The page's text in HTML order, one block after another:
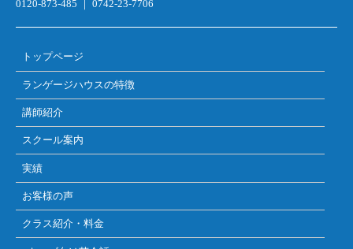
0120-873-485 ｜ 0742-23-7706
トップページ
ランゲージハウスの特徴
講師紹介
スクール案内
実績
お客様の声
クラス紹介・料金